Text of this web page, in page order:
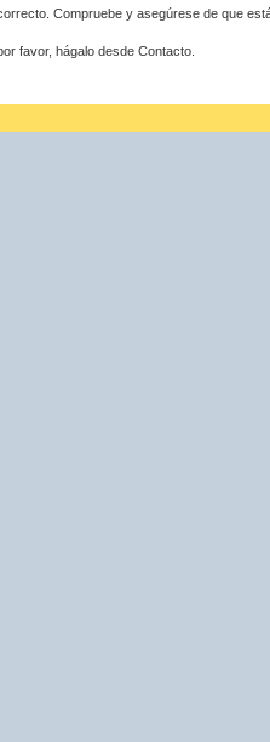
Compruebe y asegúrese de que
favor, hágalo desde Contacto.